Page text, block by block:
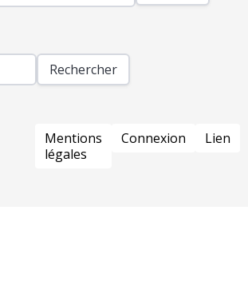
Rechercher
PIED
DE
PAGE
Mentions
légales
Connexion Lien